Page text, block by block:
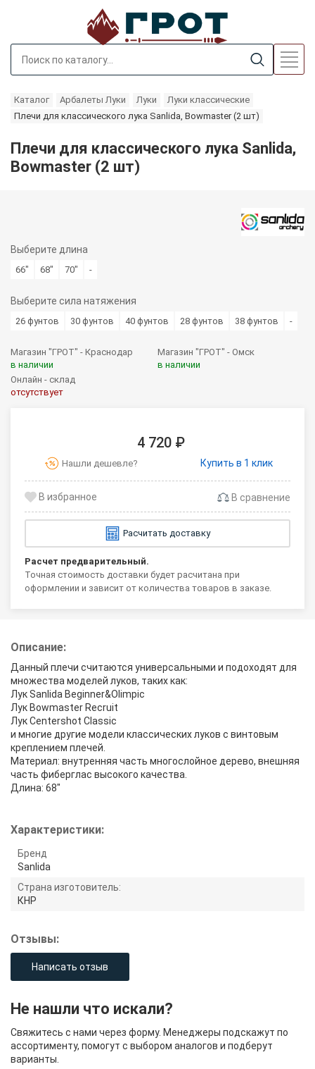
Каталог Арбалеты Луки Луки
Луки классические
Плечи для классического лука Sanlida, Bowmaster (2 шт)
Плечи для классического лука Sanlida,
Bowmaster (2 шт)
Выберите длина
66" 68" 70" -
Выберите сила натяжения
26 фунтов 30 фунтов 40 фунтов 28 фунтов 38 фунтов -
Магазин "ГРОТ" - Краснодар
в наличии
Магазин "ГРОТ" - Омск
в наличии
Онлайн - склад
отсутствует
4 720 ₽
Нашли дешевле? Купить в 1 клик
В сравнение
Расчитать доставку
Расчет предварительный.
Точная стоимость доставки будет расчитана при
оформлении и зависит от количества товаров в заказе.
Описание:
Данный плечи считаются универсальными и подоходят для
множества моделей луков, таких как:
Лук Sanlida Beginner&Olimpic
Лук Bowmaster Recruit
Лук Centershot Classic
и многие другие модели классических луков с винтовым
креплением плечей.
Материал: внутренняя часть многослойное дерево, внешняя
часть фиберглас высокого качества.
Длина: 68"
Характеристики:
Бренд
Sanlida
Страна изготовитель:
КНР
Отзывы:
Написать отзыв
Не нашли что искали?
Свяжитесь с нами через форму. Менеджеры подскажут по
ассортименту, помогут с выбором аналогов и подберут
варианты.